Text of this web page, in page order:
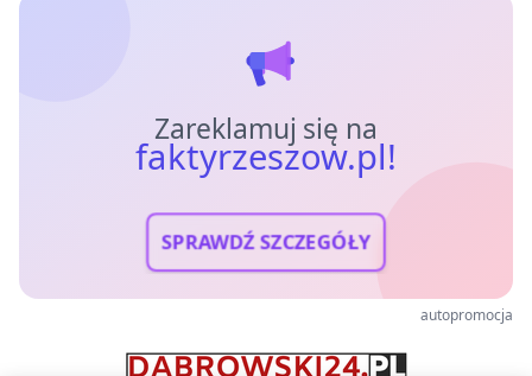
Zareklamuj się na
faktyrzeszow.pl!
SPRAWDŹ SZCZEGÓŁY
autopromocja